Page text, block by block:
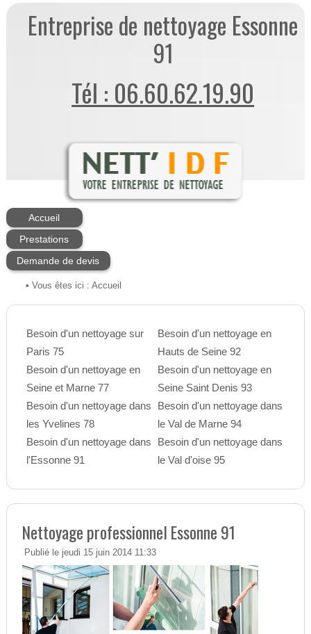
Entreprise de nettoyage Essonne
91
Tél : 06.60.62.19.90
Accueil
Prestations
Demande de devis
• Vous êtes ici : Accueil
Besoin d'un nettoyage sur
Paris 75
Besoin d'un nettoyage en
Seine et Marne 77
Besoin d'un nettoyage dans
les Yvelines 78
Besoin d'un nettoyage dans
l'Essonne 91
Besoin d'un nettoyage en
Hauts de Seine 92
Besoin d'un nettoyage en
Seine Saint Denis 93
Besoin d'un nettoyage dans
le Val de Marne 94
Besoin d'un nettoyage dans
le Val d'oise 95
Nettoyage professionnel Essonne 91
Publié le jeudi 15 juin 2014 11:33